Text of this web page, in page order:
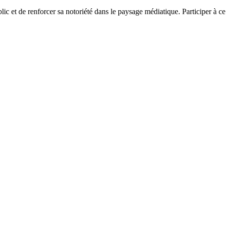
et de renforcer sa notoriété dans le paysage médiatique. Participer à ce